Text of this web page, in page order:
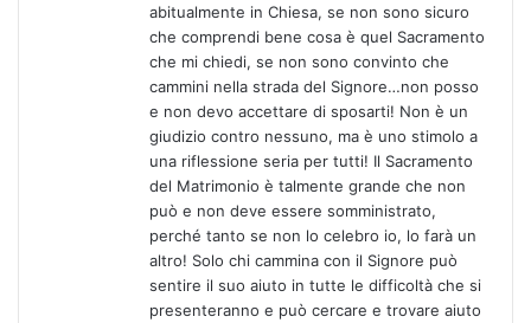
abitualmente in Chiesa, se non sono sicuro
che comprendi bene cosa è quel Sacramento
che mi chiedi, se non sono convinto che
cammini nella strada del Signore…non posso
e non devo accettare di sposarti! Non è un
giudizio contro nessuno, ma è uno stimolo a
una riflessione seria per tutti! Il Sacramento
del Matrimonio è talmente grande che non
può e non deve essere somministrato,
perché tanto se non lo celebro io, lo farà un
altro! Solo chi cammina con il Signore può
sentire il suo aiuto in tutte le difficoltà che si
presenteranno e può cercare e trovare aiuto